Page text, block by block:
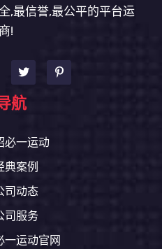
,最信誉,最公平的平台运
!
航
必一运动
典案例
司动态
司服务
一运动官网